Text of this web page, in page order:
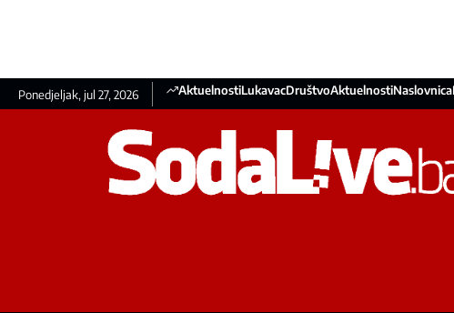
Ponedjeljak, jul 27, 2026 AktuelnostiLukavacDruštvoAktuelnostiNaslovnica